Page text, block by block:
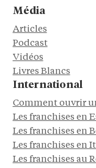
Média
Articles
Podcast
Vidéos
Livres Blancs
International
Comment ouvrir
Les franchises en
Les franchises en
Les franchises en
Les franchises au